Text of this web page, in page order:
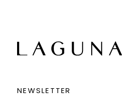
NEWSLETTER